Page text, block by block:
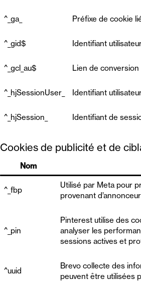
^_ga_ Préfixe de cookie
^_gid$ Identifiant
^_gcl_au$ Lien de
^_hjSessionUser_ Identifiant
^_hjSession_ Identifiant de
Cookies de publicité et de
Nom
^_fbp
Utilisé par Meta pour
provenant
^_pin
Pinterest utilise des
analyser les
sessions actives et
^uuid
Brevo collecte des
peuvent être utilisées